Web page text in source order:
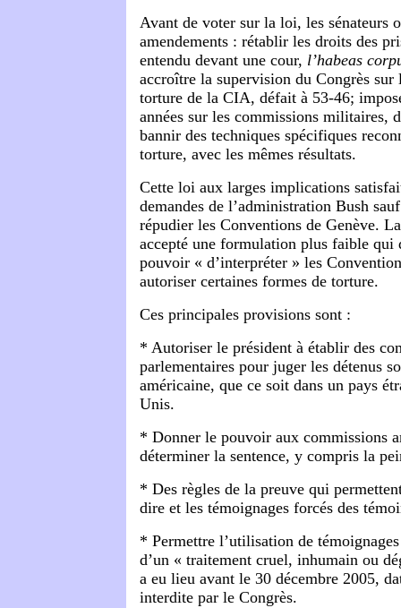
Avant de voter sur la loi, les sénateurs
amendements : rétablir les droits des
entendu devant une cour, l’habeas
accroître la supervision du Congrès sur
torture de la CIA, défait à 53-46;
années sur les commissions militaires,
bannir des techniques spécifiques
torture, avec les mêmes résultats.
Cette loi aux larges implications
demandes de l’administration Bush
répudier les Conventions de Genève.
accepté une formulation plus faible qui
pouvoir « d’interpréter » les
autoriser certaines formes de torture.
Ces principales provisions sont :
* Autoriser le président à établir des
parlementaires pour juger les détenus
américaine, que ce soit dans un pays
Unis.
* Donner le pouvoir aux commissions
déterminer la sentence, y compris la
* Des règles de la preuve qui
dire et les témoignages forcés des
* Permettre l’utilisation de
d’un « traitement cruel, inhumain ou
a eu lieu avant le 30 décembre 2005,
interdite par le Congrès.